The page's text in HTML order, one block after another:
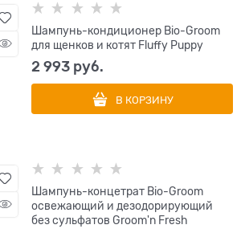
Шампунь-кондиционер Bio-Groom
для щенков и котят Fluffy Puppy
2 993 руб.
В КОРЗИНУ
Шампунь-концетрат Bio-Groom
освежающий и дезодорирующий
без сульфатов Groom'n Fresh